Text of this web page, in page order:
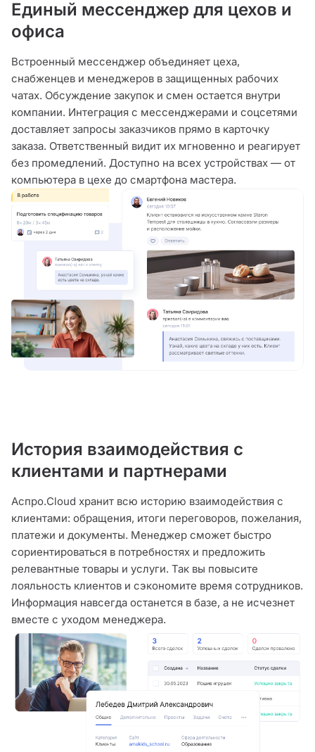
Единый мессенджер для цехов и
офиса
Встроенный мессенджер объединяет цеха,
снабженцев и менеджеров в защищенных рабочих
чатах. Обсуждение закупок и смен остается внутри
компании. Интеграция с мессенджерами и соцсетями
доставляет запросы заказчиков прямо в карточку
заказа. Ответственный видит их мгновенно и реагирует
без промедлений. Доступно на всех устройствах — от
компьютера в цехе до смартфона мастера.
История взаимодействия с
клиентами и партнерами
Аспро.Cloud хранит всю историю взаимодействия с
клиентами: обращения, итоги переговоров, пожелания,
платежи и документы. Менеджер сможет быстро
сориентироваться в потребностях и предложить
релевантные товары и услуги. Так вы повысите
лояльность клиентов и сэкономите время сотрудников.
Информация навсегда останется в базе, а не исчезнет
вместе с уходом менеджера.